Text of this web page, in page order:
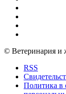
© Ветеринария и
RSS
Политика в